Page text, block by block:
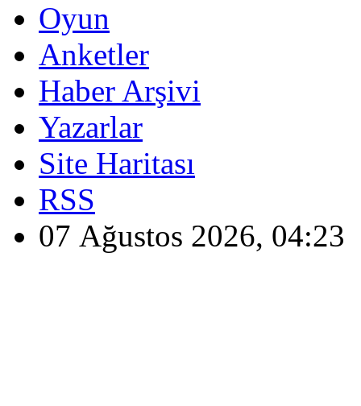
Oyun
Anketler
Haber Arşivi
Yazarlar
Site Haritası
RSS
07 Ağustos 2026, 04:23